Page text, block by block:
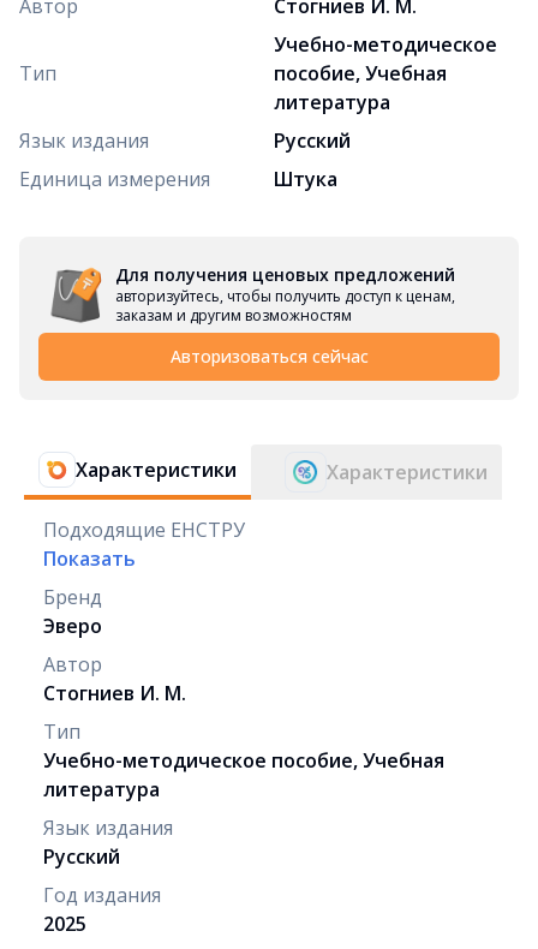
Автор
Стогниев И. М.
Тип
Учебно-методическое
пособие, Учебная
литература
Язык издания
Русский
Единица измерения
Штука
Для получения ценовых предложений
авторизуйтесь, чтобы получить доступ к ценам,
заказам и другим возможностям
Авторизоваться сейчас
Характеристики Характеристики
Подходящие ЕНСТРУ
Показать
Бренд
Эверо
Автор
Стогниев И. М.
Тип
Учебно-методическое пособие, Учебная
литература
Язык издания
Русский
Год издания
2025